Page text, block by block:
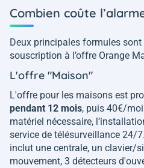
Combien coûte
Deux principales formules
souscription à l’offre Orange
L'offre "Maison"
L'offre pour les maisons est
pendant 12 mois, puis 40€/
matériel nécessaire,
service de télésurveillance 24/
inclut une centrale, un clavier/
mouvement, 3 détecteurs